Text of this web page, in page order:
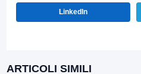
LinkedIn
ARTICOLI SIMILI